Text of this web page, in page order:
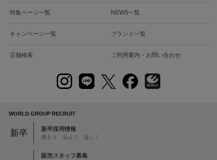
特集ページ一覧 NEWS一覧
キャンペーン一覧 ブランド一覧
店舗検索 ご利用案内・お問い合わせ
WORLD GROUP RECRUIT
新卒 新卒採用情報
挑もう 品よく 逞しく
販売スタッフ募集